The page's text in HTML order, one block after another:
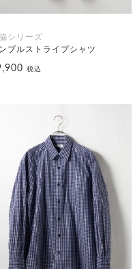
シリーズ
プルストライプシャツ
税込